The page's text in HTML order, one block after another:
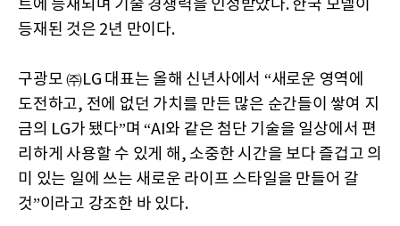
트에 등재되며 기술 경쟁력을 인정받았다. 한국 모델이
등재된 것은 2년 만이다.
구광모 ㈜LG 대표는 올해 신년사에서 “새로운 영역에
도전하고, 전에 없던 가치를 만든 많은 순간들이 쌓여 지
금의 LG가 됐다”며 “AI와 같은 첨단 기술을 일상에서 편
리하게 사용할 수 있게 해, 소중한 시간을 보다 즐겁고 의
미 있는 일에 쓰는 새로운 라이프 스타일을 만들어 갈
것”이라고 강조한 바 있다.